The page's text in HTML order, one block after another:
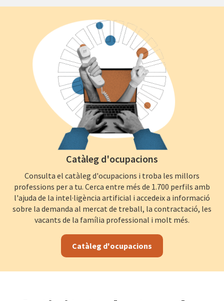
Catàleg d'ocupacions
Consulta el catàleg d'ocupacions i troba les millors
professions per a tu. Cerca entre més de 1.700 perfils amb
l'ajuda de la intel·ligència artificial i accedeix a informació
sobre la demanda al mercat de treball, la contractació, les
vacants de la família professional i molt més.
Catàleg d'ocupacions